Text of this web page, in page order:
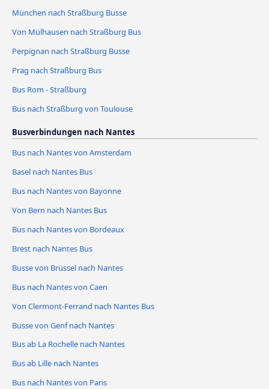
München nach Straßburg Busse
Von Mülhausen nach Straßburg Bus
Perpignan nach Straßburg Busse
Prag nach Straßburg Bus
Bus Rom - Straßburg
Bus nach Straßburg von Toulouse
Busverbindungen nach Nantes
Bus nach Nantes von Amsterdam
Basel nach Nantes Bus
Bus nach Nantes von Bayonne
Von Bern nach Nantes Bus
Bus nach Nantes von Bordeaux
Brest nach Nantes Bus
Busse von Brüssel nach Nantes
Bus nach Nantes von Caen
Von Clermont-Ferrand nach Nantes Bus
Busse von Genf nach Nantes
Bus ab La Rochelle nach Nantes
Bus ab Lille nach Nantes
Bus nach Nantes von Paris